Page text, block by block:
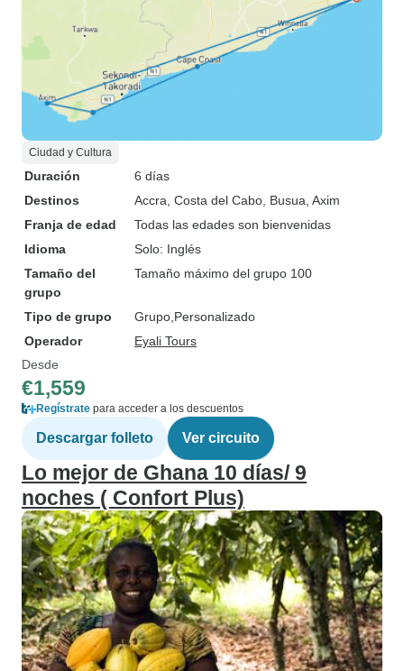
Ciudad y Cultura
Duración
6 días
Destinos
Accra , Costa del Cabo , Busua , Axim
Franja de edad
Todas las edades son bienvenidas
Idioma
Solo: Inglés
Tamaño del
grupo
Tamaño máximo del grupo 100
Tipo de grupo Grupo Personalizado
Operador
Eyali Tours
Desde
€1,559
Regístrate para acceder a los descuentos
Descargar folleto Ver circuito
Lo mejor de Ghana 10 días/ 9
noches ( Confort Plus)